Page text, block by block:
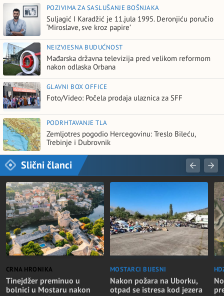
POZIVIMA ZA SASLUŠANJE BOŠNJAKA
Suljagić I Karadžić je 11.jula 1995. Deronjiću poručio
‘Miroslave, sve kroz papire’
NEIZVJESNA BUDUĆNOST
Mađarska državna televizija pred velikom reformom
nakon odlaska Orbana
GLAVNI BOX OFFICE
Foto/Video: Počela prodaja ulaznica za SFF
PODRHTAVANJE TLA
Zemljotres pogodio Hercegovinu: Treslo Bileću,
Trebinje i Dubrovnik
Slični članci
CRNA HRONIKA
Tinejdžer preminuo u
bolnici u Mostaru nakon
MOSTARCI BIJESNI
Nakon požara na Uborku,
otpad se istresa kod jezera